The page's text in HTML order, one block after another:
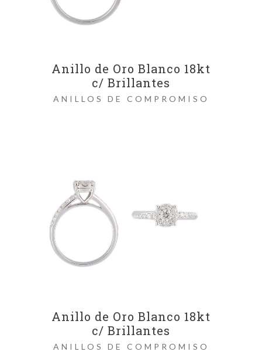
Anillo de Oro Blanco 18kt
c/ Brillantes
ANILLOS DE COMPROMISO
Anillo de Oro Blanco 18kt
c/ Brillantes
ANILLOS DE COMPROMISO